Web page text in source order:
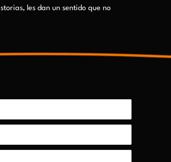
les dan un sentido que no